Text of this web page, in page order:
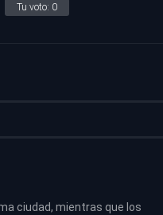
Tu voto: 0
ciudad, mientras que los